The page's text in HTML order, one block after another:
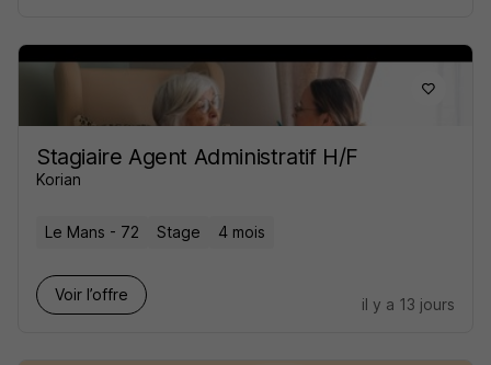
Stagiaire Agent Administratif H/F
Korian
Le Mans - 72 Stage 4 mois
Voir l’offre
il y a 13 jours